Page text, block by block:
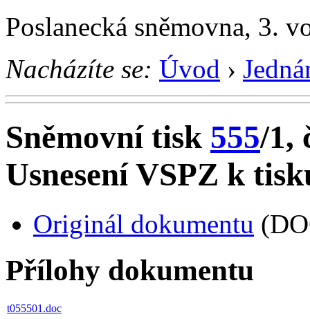
Poslanecká sněmovna, 3.
Nacházíte se: Úvod ›
Sněmovní tisk 555/1,
Usnesení VSPZ k
Originál dokumentu
Přílohy dokumentu
t055501.doc